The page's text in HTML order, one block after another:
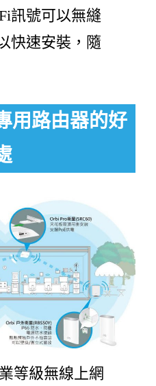
訊號可以無縫
快速安裝，隨
用路由器的好
等級無線上網